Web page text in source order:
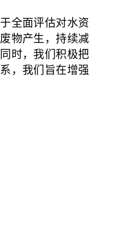
全面评估对水资
物产生，持续减
时，我们积极把
，我们旨在增强